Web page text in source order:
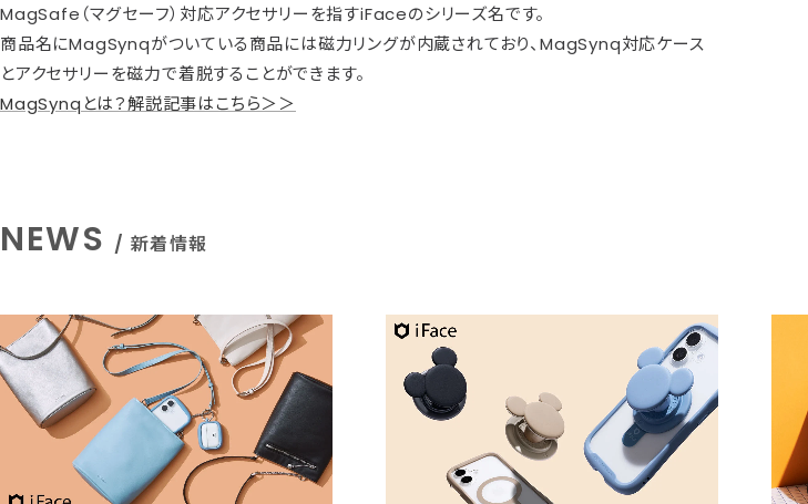
MagSafe（マグセーフ）対応アクセサリーを指すiFaceのシリーズ名です。
商品名にMagSynqがついている商品には磁力リングが内蔵されており、MagSynq対応ケース
とアクセサリーを磁力で着脱することができます。
MagSynqとは？解説記事はこちら＞＞
NEWS / 新着情報